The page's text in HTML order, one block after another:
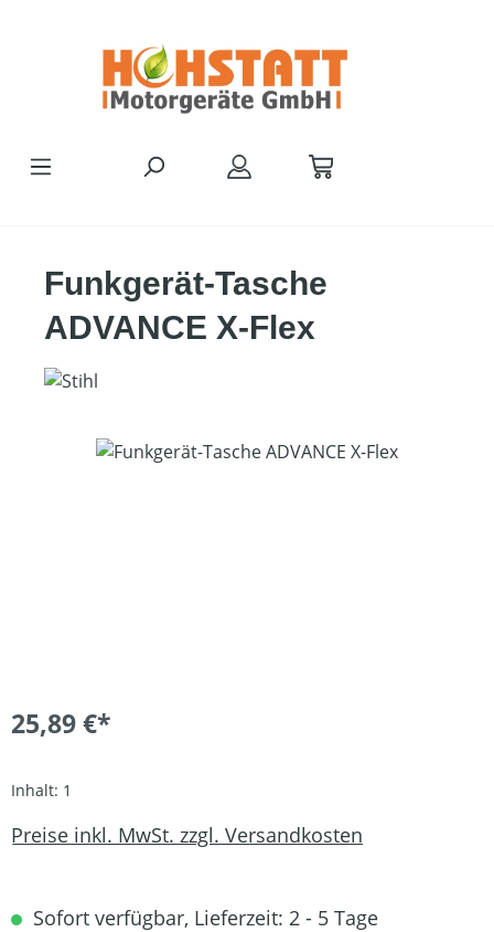
Funkgerät-Tasche
ADVANCE X-Flex
Bildergalerie überspringen
25,89 €*
Inhalt: 1
Preise inkl. MwSt. zzgl. Versandkosten
Sofort verfügbar, Lieferzeit: 2 - 5 Tage